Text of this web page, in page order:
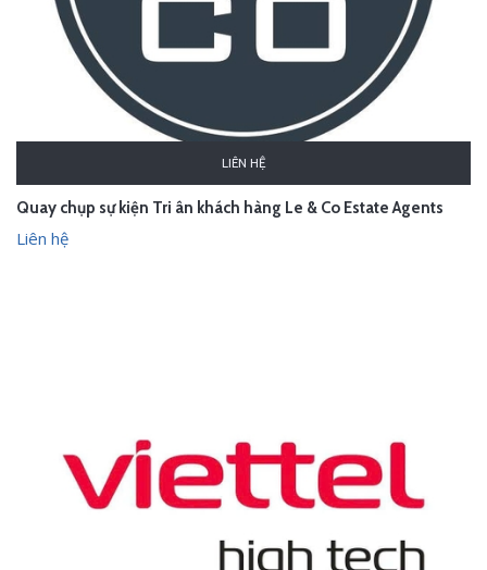
LIÊN HỆ
Quay chụp sự kiện Tri ân khách hàng Le & Co Estate Agents
Liên hệ